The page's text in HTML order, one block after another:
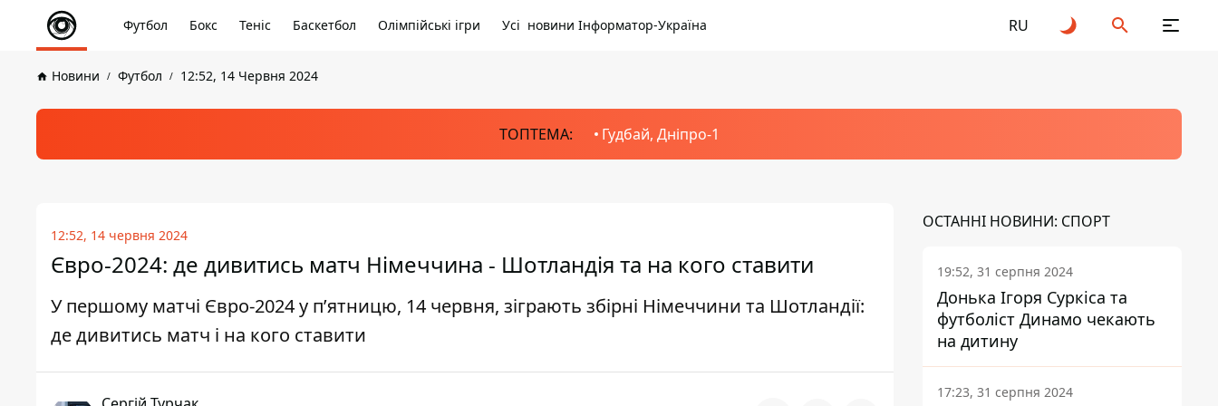
Футбол Бокс Теніс Баскетбол Олімпійські ігри Усі новини Інформатор-Україна RU
Новини Футбол 12:52, 14 Червня 2024
ТОПТЕМА: Гудбай, Дніпро-1
12:52, 14 червня 2024
Євро-2024: де дивитись матч Німеччина - Шотландія та на кого ставити
У першому матчі Євро-2024 у п’ятницю, 14 червня, зіграють збірні Німеччини та Шотландії:
де дивитись матч і на кого ставити
ОСТАННІ НОВИНИ: СПОРТ
19:52, 31 серпня 2024
Донька Ігоря Суркіса та
футболіст Динамо чекають
на дитину
17:23, 31 серпня 2024